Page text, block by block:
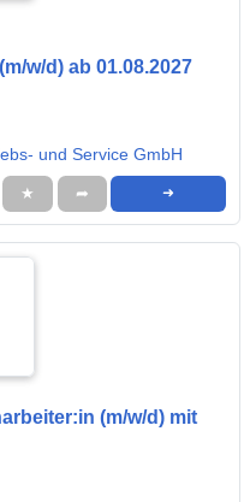
w/d) ab 01.08.2027
und Service GmbH
★ ➦ ➜
(m/w/d) mit